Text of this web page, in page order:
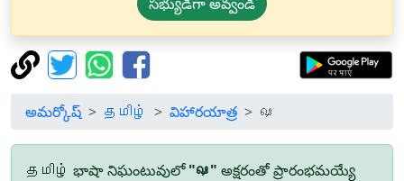
అమర్కోష్ தமிழ் విహారయాత్ర ஷ
தமிழ் భాషా నిఘంటువులో"ஷ" అక్షరంతో ప్రారంభమయ్యే